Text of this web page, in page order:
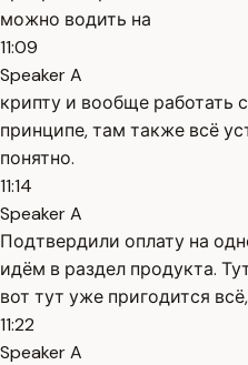
можно водить на
11:09
Speaker A
крипту и вообще работать
принципе, там также всё
понятно.
11:14
Speaker A
Подтвердили оплату на
идём в раздел продукта.
вот тут уже пригодится
11:22
Speaker A